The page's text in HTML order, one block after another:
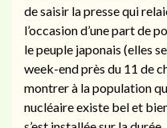
de saisir la presse qui
l’occasion d’une part de
le peuple japonais (elles
week-end près du 11 de
montrer à la population
nucléaire existe bel et